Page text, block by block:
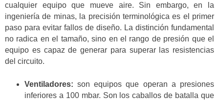
cualquier equipo que mueve aire. Sin embargo, en la
ingeniería de minas, la precisión terminológica es el primer
paso para evitar fallos de diseño. La distinción fundamental
no radica en el tamaño, sino en el rango de presión que el
equipo es capaz de generar para superar las resistencias
del circuito.
Ventiladores: son equipos que operan a presiones
inferiores a 100 mbar. Son los caballos de batalla que